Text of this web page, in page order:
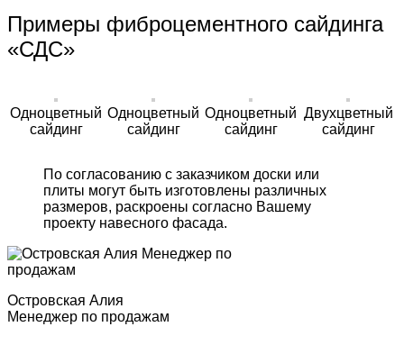
Примеры фиброцементного сайдинга
«СДС»
Одноцветный
сайдинг
Одноцветный
сайдинг
Одноцветный
сайдинг
Двухцветный
сайдинг
По согласованию с заказчиком доски или
плиты могут быть изготовлены различных
размеров, раскроены согласно Вашему
проекту навесного фасада.
Островская Алия
Менеджер по продажам